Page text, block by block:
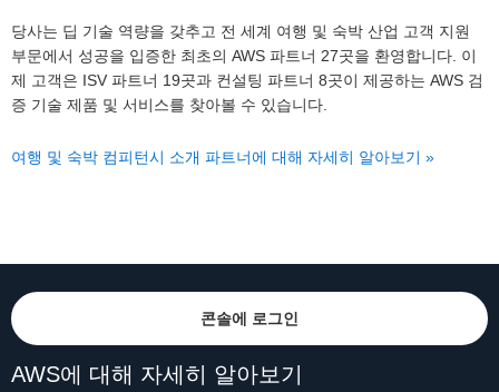
당사는 딥 기술 역량을 갖추고 전 세계 여행 및 숙박 산업 고객 지원
부문에서 성공을 입증한 최초의 AWS 파트너 27곳을 환영합니다. 이
제 고객은 ISV 파트너 19곳과 컨설팅 파트너 8곳이 제공하는 AWS 검
증 기술 제품 및 서비스를 찾아볼 수 있습니다.
여행 및 숙박 컴피턴시 소개 파트너에 대해 자세히 알아보기 »
콘솔에 로그인
AWS에 대해 자세히 알아보기